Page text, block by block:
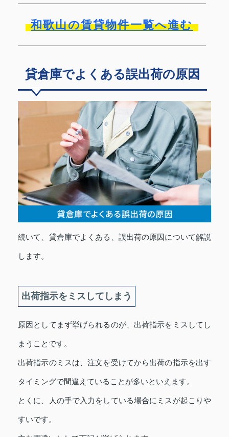
和歌山の賃貸物件一覧へ進む
貸倉庫でよくある誤出荷の原因
続いて、貸倉庫でよくある、誤出荷の原因について解説
します。
出荷指示をミスしてしまう
原因としてまず挙げられるのが、出荷指示をミスしてし
まうことです。
出荷指示のミスは、注文を受けてから出荷の指示を出す
タイミングで間違えていることが多いといえます。
とくに、人の手で入力をしている場合にミスが起こりや
すいです。